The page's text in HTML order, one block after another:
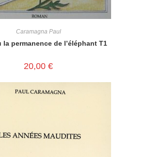
Caramagna Paul
la permanence de l’éléphant T1
20,00 €